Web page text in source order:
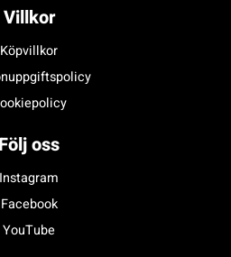
Villkor
Köpvillkor
Följ oss
Instagram
Facebook
YouTube